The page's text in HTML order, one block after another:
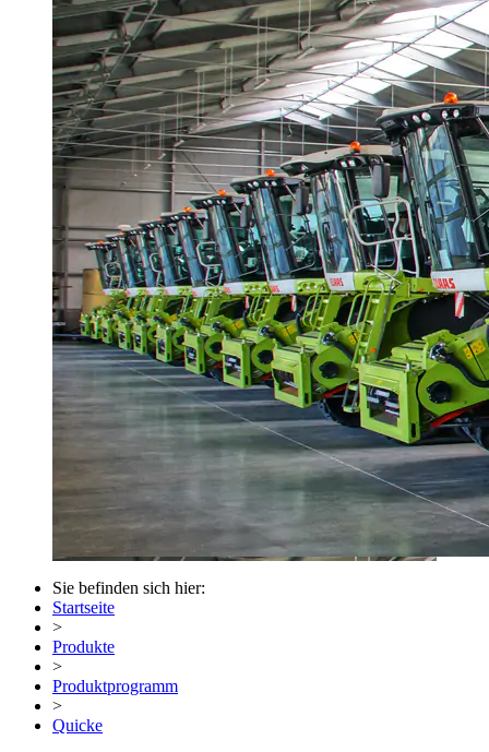
Sie befinden sich hier:
Startseite
>
Produkte
>
Produktprogramm
>
Quicke